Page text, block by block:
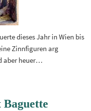
dieses Jahr in Wien bis
Zinnfiguren arg
aber heuer…